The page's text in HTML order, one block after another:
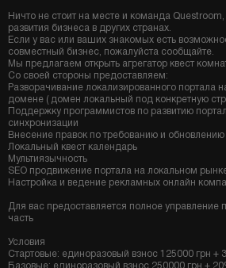
Ничто не стоит на месте и команда
развития бизнеса в других странах.
Если у вас или ваших знакомых есть
совместный бизнес, пожалуйста сообщайте.
Мы предлагаем открыть агрегатор квест
Со своей стороны предоставляем:
Разворачивание локализированного портала
домене ( домен локальный под конкретную
Поддержку программистов по развитию
синхронизации
Внесение правок по требованию и
Локальный квест календарь
Мультиязычность
SEO продвижение портала на локальном
Настройка и ведение рекламных онлайн
Для вас предоставляется полное управление
часть
Условия
Стартовые: единоразовый взнос 125000 грн +
Базовые: единоразовый взнос 250000 грн +